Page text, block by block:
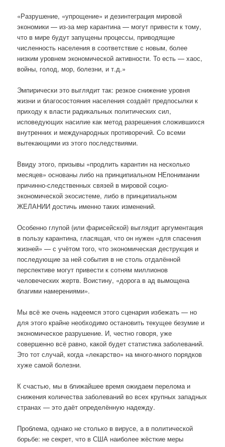
«Разрушение, «упрощение» и дезинтеграция мировой
экономики — из-за мер карантина — могут привести к тому,
что в мире будут запущены процессы, приводящие
численность населения в соответствие с новым, более
низким уровнем экономической активности. То есть — хаос,
войны, голод, мор, болезни, и т.д.»
Эмпирически это выглядит так: резкое снижение уровня
жизни и благосостояния населения создаёт предпосылки к
приходу к власти радикальных политических сил,
исповедующих насилие как метод разрешения сложившихся
внутренних и международных противоречий. Со всеми
вытекающими из этого последствиями.
Ввиду этого, призывы «продлить карантин на несколько
месяцев» основаны либо на принципиальном НЕпонимании
причинно-следственных связей в мировой социо-
экономической экосистеме, либо в принципиальном
ЖЕЛАНИИ достичь именно таких изменений.
Особенно глупой (или фарисейской) выглядит аргументация
в пользу карантина, гласящая, что он нужен «для спасения
жизней» — с учётом того, что экономическая деструкция и
последующие за ней события в не столь отдалённой
перспективе могут привести к сотням миллионов
человеческих жертв. Воистину, «дорога в ад вымощена
благими намерениями».
Мы всё же очень надеемся этого сценария избежать — но
для этого крайне необходимо остановить текущее безумие и
экономическое разрушение. И, честно говоря, уже
совершенно всё равно, какой будет статистика заболеваний.
Это тот случай, когда «лекарство» на много-много порядков
хуже самой болезни.
К счастью, мы в ближайшее время ожидаем перелома и
снижения количества заболеваний во всех крупных западных
странах — это даёт определённую надежду.
Проблема, однако не столько в вирусе, а в политической
борьбе: не секрет, что в США наиболее жёсткие меры